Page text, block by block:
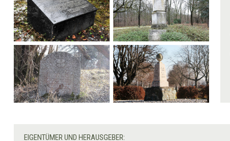
Jugoslawien
Denkmal zur Errichtung
Panzerstraße
Verlobungsstein
EIGENTÜMER UND HERAUSGEBER: